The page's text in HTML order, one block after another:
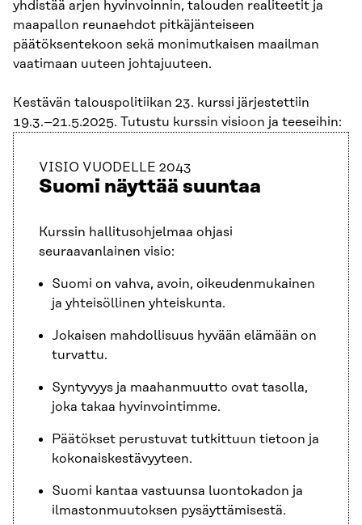
yhdistää arjen hyvinvoinnin, talouden realiteetit ja
maapallon reunaehdot pitkäjänteiseen
päätöksentekoon sekä monimutkaisen maailman
vaatimaan uuteen johtajuuteen.
Kestävän talouspolitiikan 23. kurssi järjestettiin
19.3.–21.5.2025. Tutustu kurssin visioon ja teeseihin:
VISIO VUODELLE 2043
Suomi näyttää suuntaa
Kurssin hallitusohjelmaa ohjasi
seuraavanlainen visio:
Suomi on vahva, avoin, oikeudenmukainen
ja yhteisöllinen yhteiskunta.
Jokaisen mahdollisuus hyvään elämään on
turvattu.
Syntyvyys ja maahanmuutto ovat tasolla,
joka takaa hyvinvointimme.
Päätökset perustuvat tutkittuun tietoon ja
kokonaiskestävyyteen.
Suomi kantaa vastuunsa luontokadon ja
ilmastonmuutoksen pysäyttämisestä.